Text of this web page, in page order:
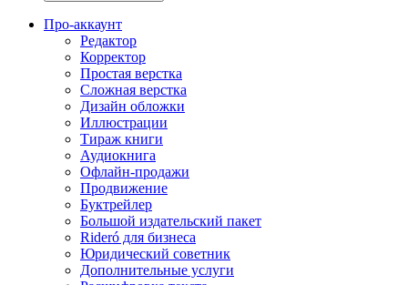
Про-аккаунт
Редактор
Корректор
Простая верстка
Сложная верстка
Дизайн обложки
Иллюстрации
Тираж книги
Аудиокнига
Офлайн-продажи
Продвижение
Буктрейлер
Большой издательский пакет
Rideró для бизнеса
Юридический советник
Дополнительные услуги